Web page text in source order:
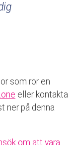
som rör en
eller kontakta
ner på denna
om att vara